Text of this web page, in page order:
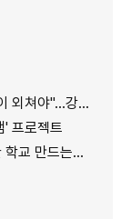
흉상 앞 '연대' 강조
' 프로젝트
드는데 만전